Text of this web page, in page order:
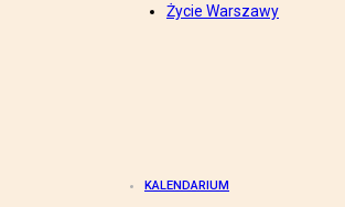
Życie Warszawy
KALENDARIUM